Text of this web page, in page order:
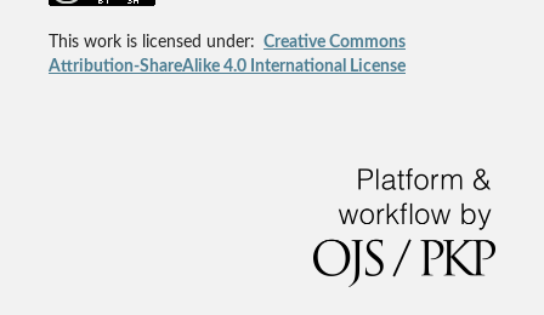
This work is licensed under: Creative Commons
Attribution-ShareAlike 4.0 International License